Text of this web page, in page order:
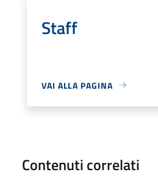
Staff
VAI ALLA PAGINA
Contenuti correlati